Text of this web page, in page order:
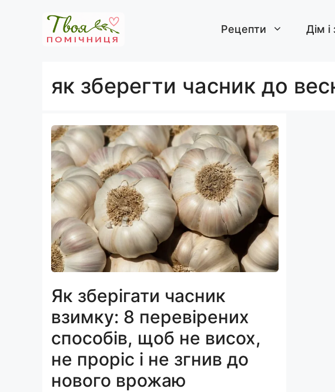
Рецепти Дім
як зберегти часник до
Як зберігати часник
взимку: 8 перевірених
способів, щоб не висох,
не проріс і не згнив до
нового врожаю